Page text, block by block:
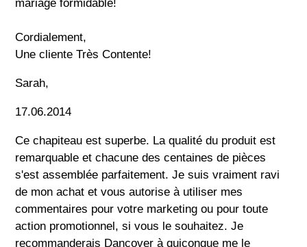
mariage formidable!
Cordialement,
Une cliente Très Contente!
Sarah,
17.06.2014
Ce chapiteau est superbe. La qualité du produit est
remarquable et chacune des centaines de pièces
s'est assemblée parfaitement. Je suis vraiment ravi
de mon achat et vous autorise à utiliser mes
commentaires pour votre marketing ou pour toute
action promotionnel, si vous le souhaitez. Je
recommanderais Dancover à quiconque me le